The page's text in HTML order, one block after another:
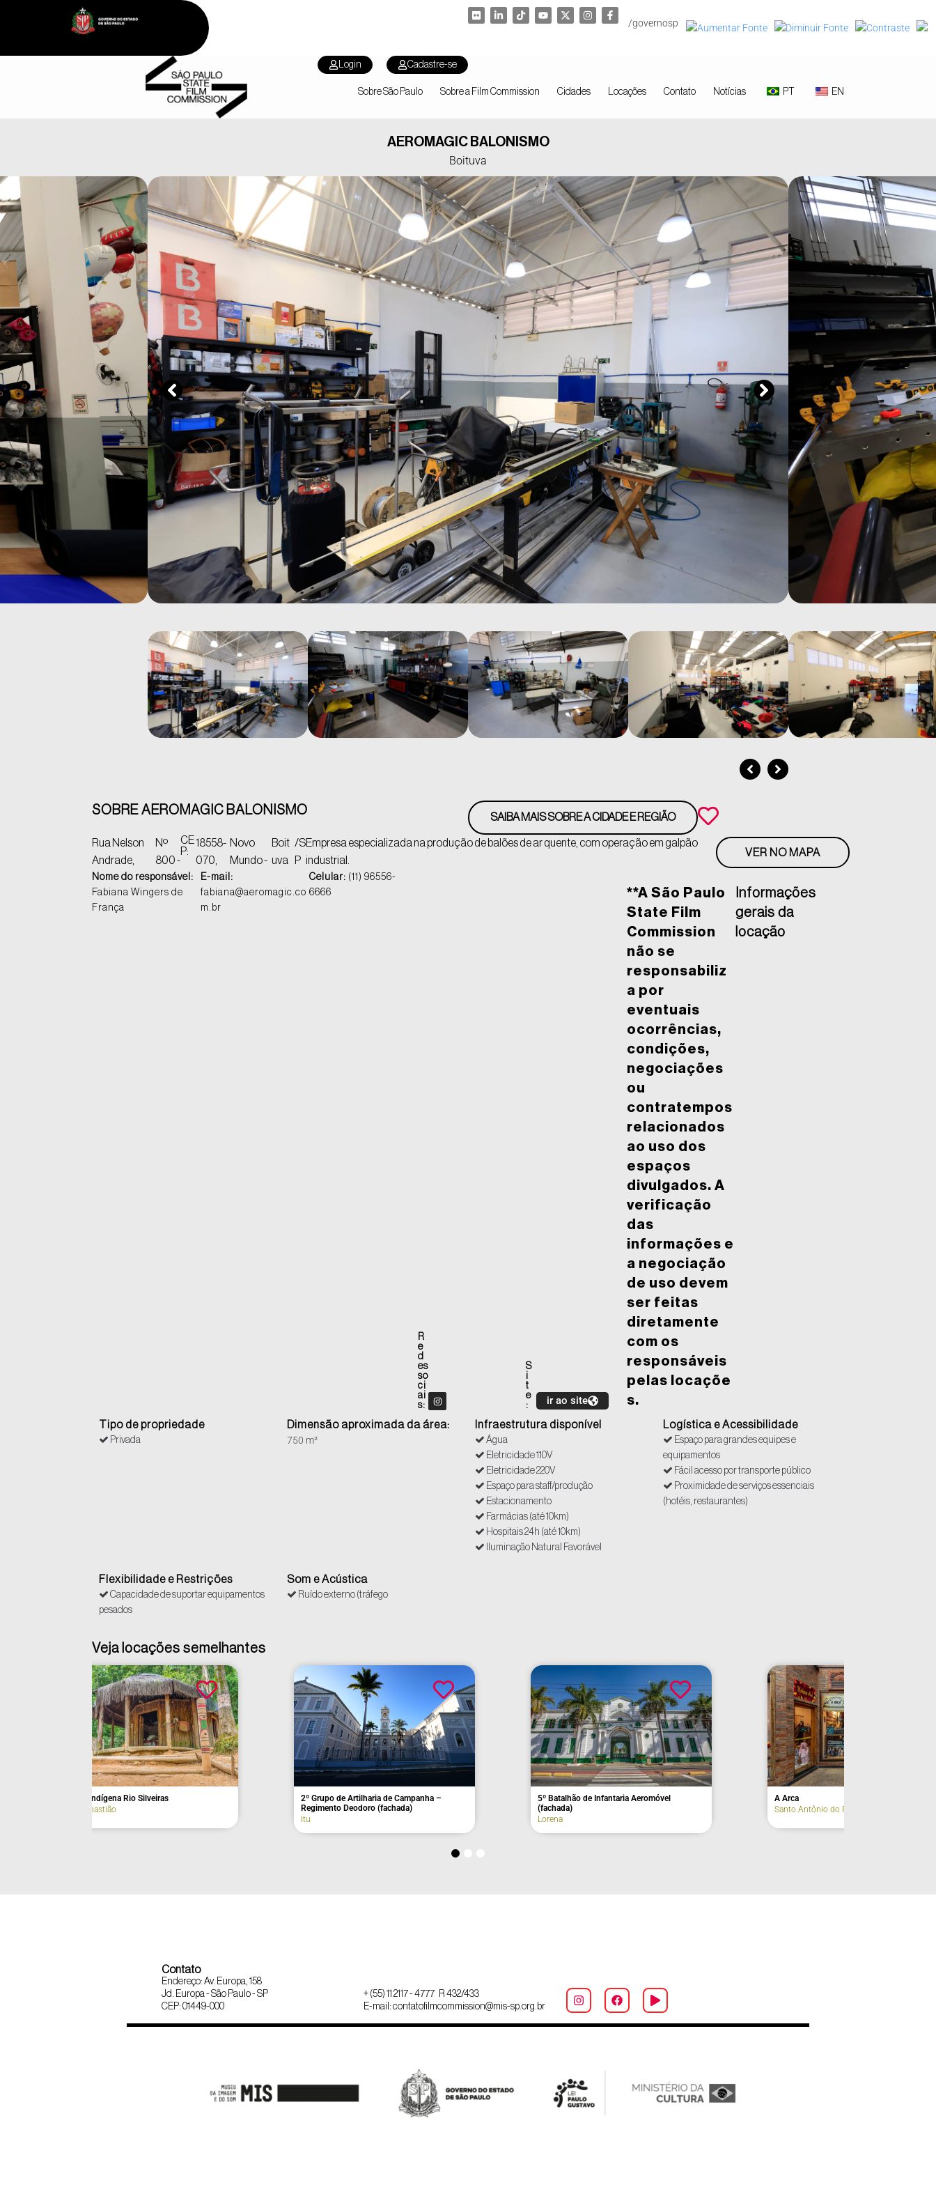
/governosp
Login Cadastre-se
Sobre São Paulo Sobre a Film Commission Cidades Locações Contato Notícias PT EN
AEROMAGIC BALONISMO
Boituva
SOBRE AEROMAGIC BALONISMO SAIBA MAIS SOBRE A CIDADE E REGIÃO
Rua Nelson
Andrade,
Nº
800 -
CE
P:
18558-
070,
Novo
Mundo -
Boit
uva
/S
P
Empresa especializada na produção de balões de ar quente, com operação em galpão
industrial.
VER NO MAPA
Nome do responsável:
Fabiana Wingers de
França
E-mail:
fabiana@aeromagic.co
m.br
Celular: (11) 96556-
6666
R
e
d
es
so
ci
ai
s:
S
i
t
e
:
ir ao site
**A São Paulo
State Film
Commission
não se
responsabiliz
a por
eventuais
ocorrências,
condições,
negociações
ou
contratempos
relacionados
ao uso dos
espaços
divulgados. A
verificação
das
informações e
a negociação
de uso devem
ser feitas
diretamente
com os
responsáveis
pelas locaçõe
s.
Informações
gerais da
locação
Tipo de propriedade
Privada
Dimensão aproximada da área:
750 m²
Infraestrutura disponível
Água
Eletricidade 110V
Eletricidade 220V
Espaço para staff/produção
Estacionamento
Farmácias (até 10km)
Hospitais 24h (até 10km)
Iluminação Natural Favorável
Logística e Acessibilidade
Espaço para grandes equipes e
equipamentos
Fácil acesso por transporte público
Proximidade de serviços essenciais
(hotéis, restaurantes)
Flexibilidade e Restrições
Capacidade de suportar equipamentos
pesados
Som e Acústica
Ruído externo (tráfego
Veja locações semelhantes
Santo Antônio do Pinhal
A Exótica (fachada)
Abadia Nossa Senhora de São Bernardo
Mosteiro Cisterciense
São José do Rio Pardo
Açaí da Barra (fachada)
Contato
Endereço: Av. Europa, 158
Jd. Europa - São Paulo - SP
CEP: 01449-000
+ (55) 11 2117 - 4777 R 432/433
E-mail: contatofilmcommission@mis-sp.org.br